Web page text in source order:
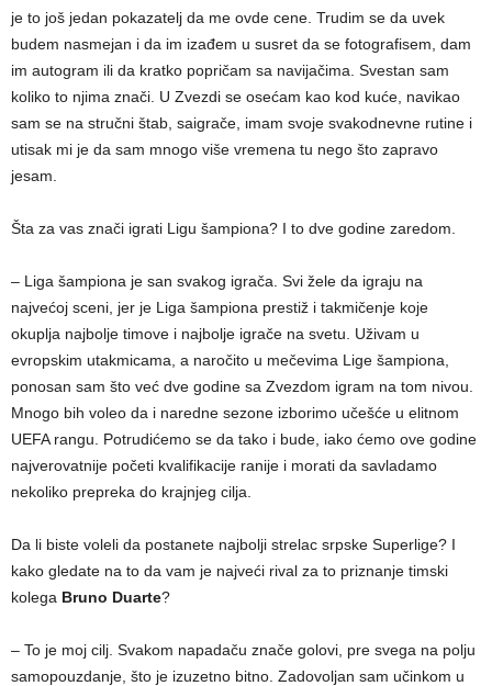
je to još jedan pokazatelj da me ovde cene. Trudim se da uvek
budem nasmejan i da im izađem u susret da se fotografisem, dam
im autogram ili da kratko popričam sa navijačima. Svestan sam
koliko to njima znači. U Zvezdi se osećam kao kod kuće, navikao
sam se na stručni štab, saigrače, imam svoje svakodnevne rutine i
utisak mi je da sam mnogo više vremena tu nego što zapravo
jesam.
Šta za vas znači igrati Ligu šampiona? I to dve godine zaredom.
– Liga šampiona je san svakog igrača. Svi žele da igraju na
najvećoj sceni, jer je Liga šampiona prestiž i takmičenje koje
okuplja najbolje timove i najbolje igrače na svetu. Uživam u
evropskim utakmicama, a naročito u mečevima Lige šampiona,
ponosan sam što već dve godine sa Zvezdom igram na tom nivou.
Mnogo bih voleo da i naredne sezone izborimo učešće u elitnom
UEFA rangu. Potrudićemo se da tako i bude, iako ćemo ove godine
najverovatnije početi kvalifikacije ranije i morati da savladamo
nekoliko prepreka do krajnjeg cilja.
Da li biste voleli da postanete najbolji strelac srpske Superlige? I
kako gledate na to da vam je najveći rival za to priznanje timski
kolega Bruno Duarte?
– To je moj cilj. Svakom napadaču znače golovi, pre svega na polju
samopouzdanje, što je izuzetno bitno. Zadovoljan sam učinkom u